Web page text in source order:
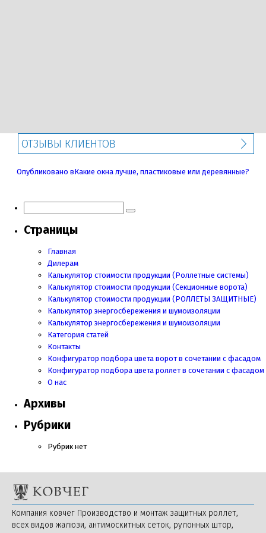
ОТЗЫВЫ КЛИЕНТОВ
Навигация
Опубликовано вКакие окна лучше, пластиковые или деревянные?
Страницы
Главная
Дилерам
Калькулятор стоимости продукции (Роллетные системы)
Калькулятор стоимости продукции (Секционные ворота)
Калькулятор стоимости продукции (РОЛЛЕТЫ ЗАЩИТНЫЕ)
Калькулятор энергосбережения и шумоизоляции
Калькулятор энергосбережения и шумоизоляции
Категория статей
Контакты
Конфигуратор подбора цвета ворот в сочетании с фасадом
Конфигуратор подбора цвета роллет в сочетании с фасадом
О нас
Архивы
Рубрики
Рубрик нет
Компания ковчег Производство и монтаж защитных роллет,
всех видов жалюзи, антимоскитных сеток, рулонных штор,